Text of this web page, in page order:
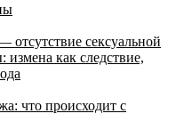
сексуальной
как следствие,
что происходит с